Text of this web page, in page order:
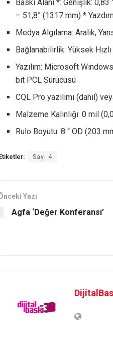
Baskı Alanı *: Genişlik:
– 51,8” (1317 mm) *
Medya Algılama: Aralık,
Bağlanabilirlik: Yüksek
Yazılım: Microsoft
bit PCL Sürücüsü
CQL Pro yazılımı (dahil)
Malzeme Kalınlığı: 0 mil
Rulo Boyutu: 8 “ OD (203
Sayı 4
Yazı
Agfa ‘Değer Konferansı’